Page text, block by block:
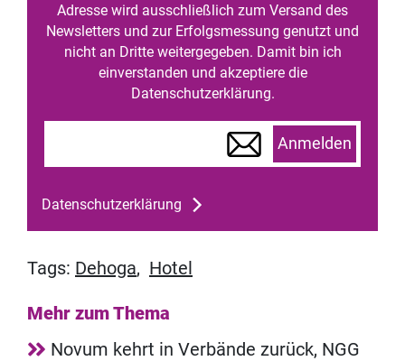
Adresse wird ausschließlich zum Versand des
Newsletters und zur Erfolgsmessung genutzt und
nicht an Dritte weitergegeben. Damit bin ich
einverstanden und akzeptiere die
Datenschutzerklärung.
Anmelden
Datenschutzerklärung
Tags: Dehoga, Hotel
Mehr zum Thema
Novum kehrt in Verbände zurück, NGG